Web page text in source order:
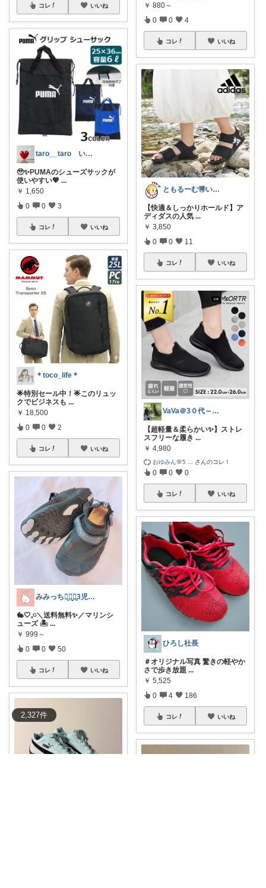
2,327件
コレ いいね
taro__taro いらっしゃませ🎶
🥹✨PUMAのシューズサックが
使いやすい💖 ...
￥ 1,650
0 0 3
コレ いいね
＊toco_life＊
🌟特別セール中！🌟このリュッ
クでビジネスも ...
￥ 18,500
0 0 2
コレ いいね
みみっちꪔ̤̫ꪔ̤̥ꪔ͈̱3児ママ♡
🐇🤍𓈒𓏸＼送料無料✨️／マリンシ
ューズ 🏝 ...
￥ 999～
0 0 50
コレ いいね
￥ 880～
0 0 4
コレ いいね
ともるーむ🉐いいものみっけ‼️
【快適＆しっかりホールド】ア
ディダスの人気 ...
￥ 3,850
0 0 11
コレ いいね
VaVa＠3０代～初めての都内暮らし
【超軽量＆柔らかい✨】ストレ
スフリーな履き ...
￥ 4,980
おゆみん🌸5 さんのコレ！
0 0 0
コレ いいね
ひろし社長
＃オリジナル写真 驚きの軽やか
さで歩き放題 ...
￥ 5,525
0 4 186
コレ いいね